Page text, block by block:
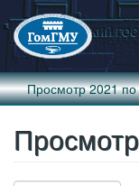
Просмотр 2021